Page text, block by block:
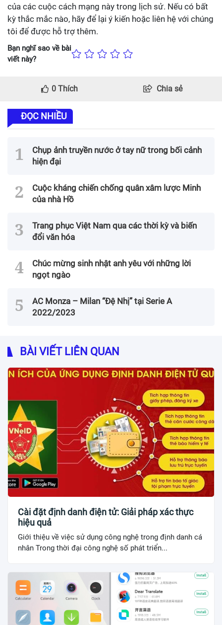
của các cuộc cách mạng này trong lịch sử. Nếu có bất
kỳ thắc mắc nào, hãy để lại ý kiến hoặc liên hệ với chúng
tôi để được hỗ trợ thêm.
Bạn nghĩ sao về bài
viết này?
0 Thích Chia sẻ
ĐỌC NHIỀU
Chụp ảnh truyền nước ở tay nữ trong bối cảnh
hiện đại
Cuộc kháng chiến chống quân xâm lược Minh
của nhà Hồ
Trang phục Việt Nam qua các thời kỳ và biến
đổi văn hóa
Chúc mừng sinh nhật anh yêu với những lời
ngọt ngào
AC Monza – Milan “Đệ Nhị” tại Serie A
2022/2023
BÀI VIẾT LIÊN QUAN
Cài đặt định danh điện tử: Giải pháp xác thực
hiệu quả
Giới thiệu về việc sử dụng công nghệ trong định danh cá
nhân Trong thời đại công nghệ số phát triển...